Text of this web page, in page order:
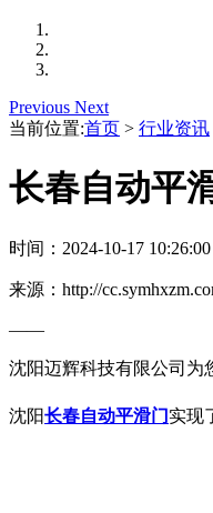
Previous Next
当前位置:首页 > 行业资讯
长春自动平
时间：2024-10-17 10:26:00
来源：http://
——
沈阳迈辉科技有限公司为
沈阳长春自动平滑门 实现